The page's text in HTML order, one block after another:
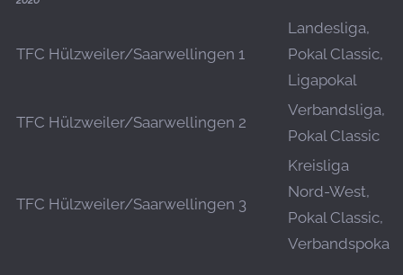
TFC Hülzweiler/Saarwellingen 1
Landesliga,
Pokal Classic,
Ligapokal
TFC Hülzweiler/Saarwellingen 2
Verbandsliga,
Pokal Classic
TFC Hülzweiler/Saarwellingen 3
Kreisliga
Nord-West,
Pokal Classic,
Verbandspokal